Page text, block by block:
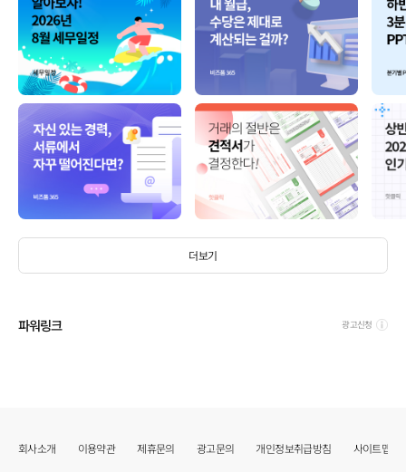
더보기
파워링크 광고신청
회사소개 이용약관 제휴문의 광고문의 개인정보취급방침 사이트맵